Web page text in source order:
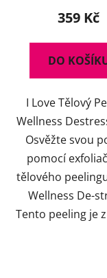
359 Kč
DO
I Love Tělový
Wellness
Osvěžte svou
pomocí
tělového
Wellness De-
Tento peeling je z